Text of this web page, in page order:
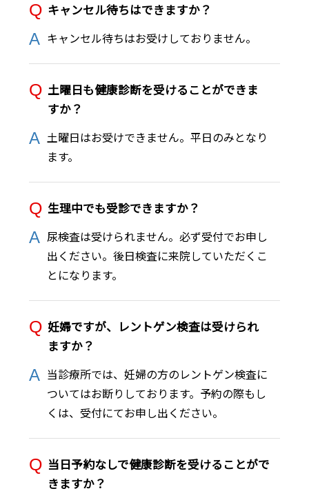
キャンセル待ちはできますか？
キャンセル待ちはお受けしておりません。
土曜日も健康診断を受けることができま
すか？
土曜日はお受けできません。平日のみとなり
ます。
生理中でも受診できますか？
尿検査は受けられません。必ず受付でお申し
出ください。後日検査に来院していただくこ
とになります。
妊婦ですが、レントゲン検査は受けられ
ますか？
当診療所では、妊婦の方のレントゲン検査に
ついてはお断りしております。予約の際もし
くは、受付にてお申し出ください。
当日予約なしで健康診断を受けることがで
きますか？